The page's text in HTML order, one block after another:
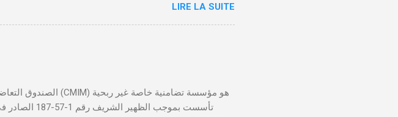
الأداء 20 درهم عن طريق البطاقة البنكية. تأكيد العملية . استلام النموذج في مدة أقصاها 24 ساعة . 🤔
LIRE LA SUITE